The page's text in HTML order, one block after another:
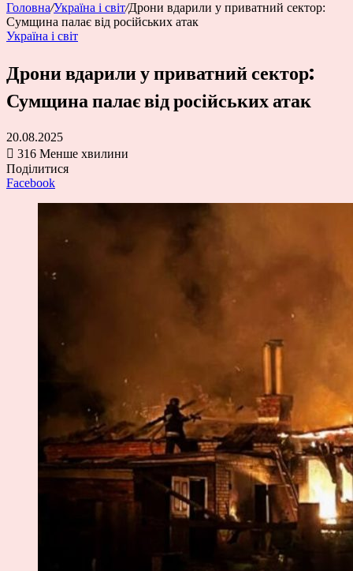
Головна/Україна і світ/Дрони вдарили у приватний сектор:
Сумщина палає від російських атак
Україна і світ
Дрони вдарили у приватний сектор:
Сумщина палає від російських атак
20.08.2025
316 Менше хвилини
Поділитися
Facebook